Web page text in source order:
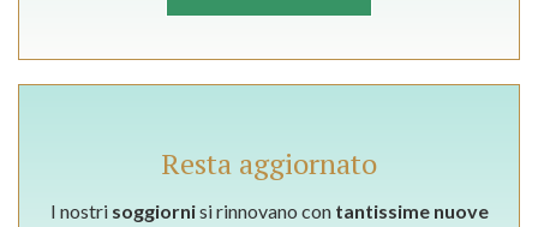
Resta aggiornato
I nostri soggiornisi rinnovano con tantissime nuove